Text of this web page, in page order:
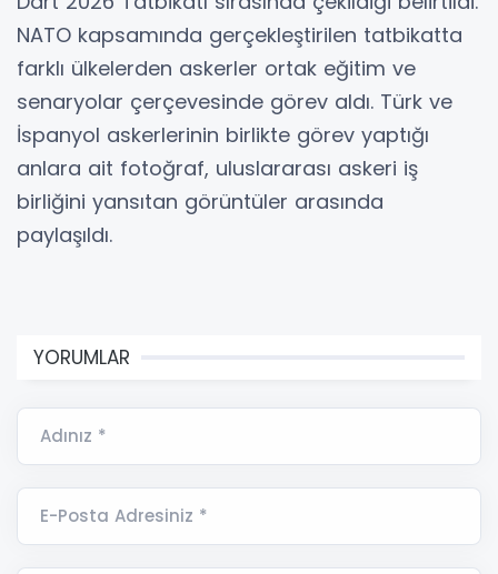
NATO kapsamında gerçekleştirilen tatbikatta
farklı ülkelerden askerler ortak eğitim ve
senaryolar çerçevesinde görev aldı. Türk ve
İspanyol askerlerinin birlikte görev yaptığı
anlara ait fotoğraf, uluslararası askeri iş
birliğini yansıtan görüntüler arasında
paylaşıldı.
YORUMLAR
Adınız *
E-Posta Adresiniz *